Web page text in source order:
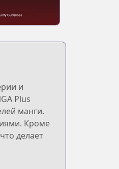
и
Plus
манги.
Кроме
делает